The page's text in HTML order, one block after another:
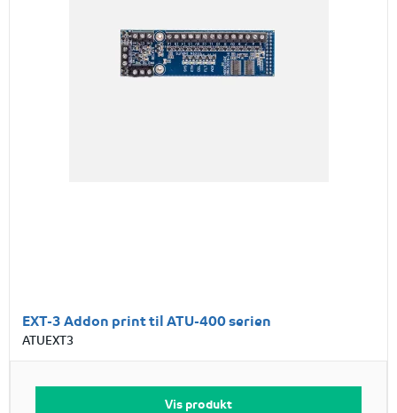
EXT-3 Addon print til ATU-400 serien
ATUEXT3
Vis produkt